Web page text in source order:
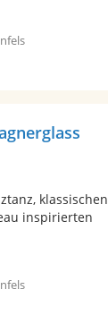
klassischen
inspirierten